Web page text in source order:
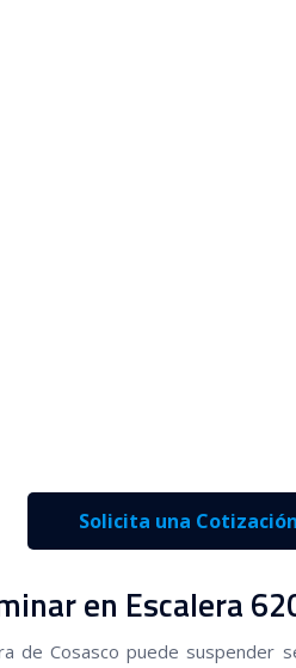
Solicita una Cotización
en Escalera
de Cosasco puede suspender